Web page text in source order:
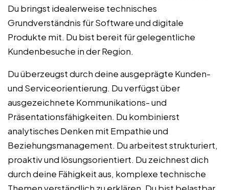
Du bringst idealerweise technisches
Grundverständnis für Software und digitale
Produkte mit. Du bist bereit für gelegentliche
Kundenbesuche in der Region.
Du überzeugst durch deine ausgeprägte Kunden-
und Serviceorientierung. Du verfügst über
ausgezeichnete Kommunikations- und
Präsentationsfähigkeiten. Du kombinierst
analytisches Denken mit Empathie und
Beziehungsmanagement. Du arbeitest strukturiert,
proaktiv und lösungsorientiert. Du zeichnest dich
durch deine Fähigkeit aus, komplexe technische